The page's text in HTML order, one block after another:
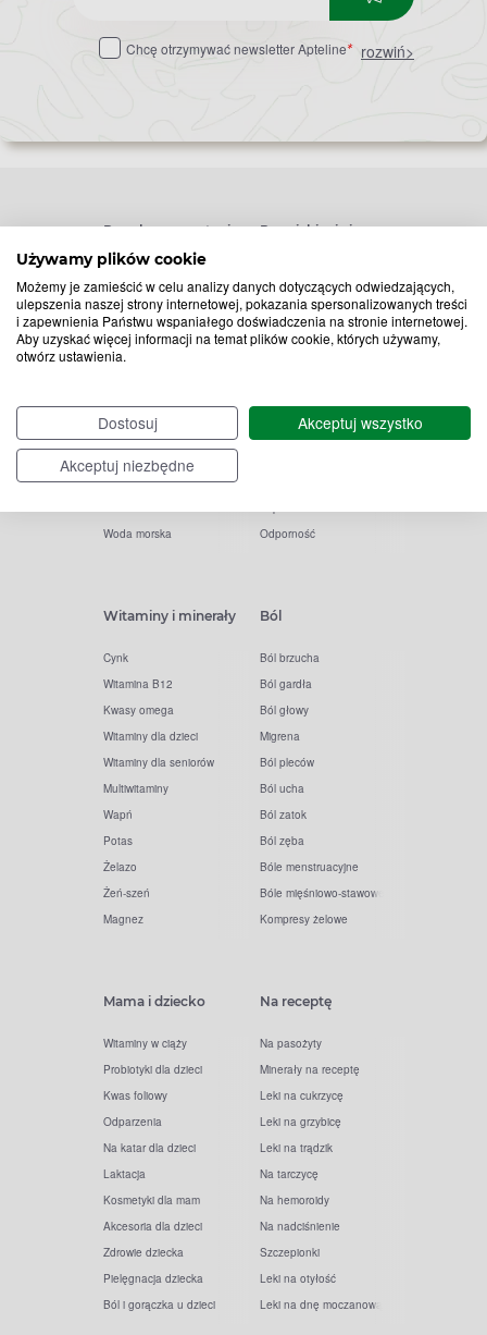
Używamy plików cookie
Możemy je zamieścić w celu analizy danych dotyczących odwiedzających,
ulepszenia naszej strony internetowej, pokazania spersonalizowanych treści
i zapewnienia Państwu wspaniałego doświadczenia na stronie internetowej.
Aby uzyskać więcej informacji na temat plików cookie, których używamy,
otwórz ustawienia.
Dostosuj
Akceptuj wszystko
Akceptuj niezbędne
do
Chcę otrzymywać newsletter Apteline* rozwiń>
Popularne zapytania
Witamina C
Krople do oczu
Tran
Ibuprofen
Melatonina
Kolagen
Woda morska
Przeziębienie i grypa
Krople do nosa
Inhalacje
Olejki eteryczne
Gorączka
Odporność
Witaminy i minerały
Cynk
Witamina B12
Kwasy omega
Witaminy dla dzieci
Witaminy dla seniorów
Multiwitaminy
Wapń
Potas
Żelazo
Żeń-szeń
Magnez
Ból
Ból brzucha
Ból gardła
Ból głowy
Migrena
Ból pleców
Ból ucha
Ból zatok
Ból zęba
Bóle menstruacyjne
Bóle mięśniowo-stawowe
Kompresy żelowe
Mama i dziecko
Witaminy w ciąży
Probiotyki dla dzieci
Kwas foliowy
Odparzenia
Na katar dla dzieci
Laktacja
Kosmetyki dla mam
Akcesoria dla dzieci
Zdrowie dziecka
Pielęgnacja dziecka
Ból i gorączka u dzieci
Na receptę
Na pasożyty
Minerały na receptę
Leki na cukrzycę
Leki na grzybicę
Leki na trądzik
Na tarczycę
Na hemoroidy
Na nadciśnienie
Szczepionki
Leki na otyłość
Leki na dnę moczanową